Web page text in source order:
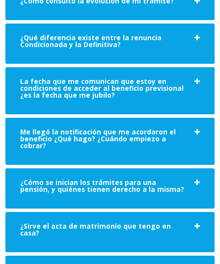
¿Qué diferencia existe entre la renuncia
Condicionada y la Definitiva?
La fecha que me comunican que estoy en
condiciones de acceder al beneficio previsional
¿es la fecha que me jubilo?
Me llegó la notificación que me acordaron el
beneficio ¿Qué hago? ¿Cuándo empiezo a
cobrar?
¿Cómo se inician los trámites para una
pensión, y quiénes tienen derecho a la misma?
¿Sirve el acta de matrimonio que tengo en
casa?